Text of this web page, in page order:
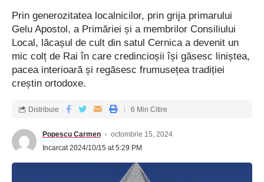
Prin generozitatea localnicilor, prin grija primarului
Gelu Apostol, a Primăriei și a membrilor Consiliului
Local, lăcașul de cult din satul Cernica a devenit un
mic colț de Rai în care credincioșii își găsesc liniștea,
pacea interioară și regăsesc frumusețea tradiției
creștin ortodoxe.
Popescu Carmen
octombrie 15, 2024
Incarcat 2024/10/15 at 5:29 PM
Distribuie 6 Min Citire